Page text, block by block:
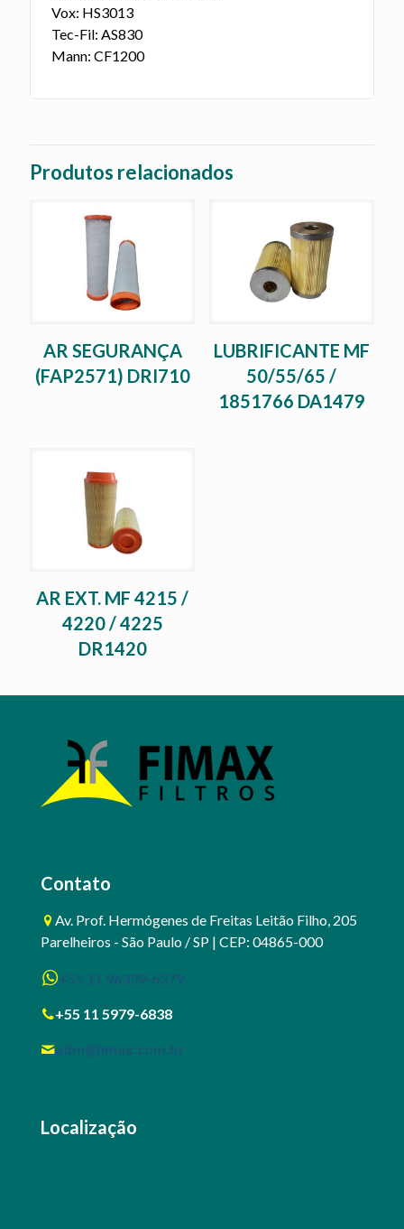
Vox: HS3013
Tec-Fil: AS830
Mann: CF1200
Produtos relacionados
AR SEGURANÇA
(FAP2571) DRI710
LUBRIFICANTE MF
50/55/65 /
1851766 DA1479
AR EXT. MF 4215 /
4220 / 4225
DR1420
Contato
Av. Prof. Hermógenes de Freitas Leitão Filho, 205
Parelheiros - São Paulo / SP | CEP: 04865-000
+55 11 96339-6379
+55 11 5979-6838
adm@fimax.com.br
Localização